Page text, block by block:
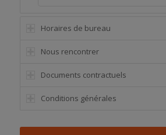
Horaires de bureau
Nous rencontrer
Documents contractuels
Conditions générales